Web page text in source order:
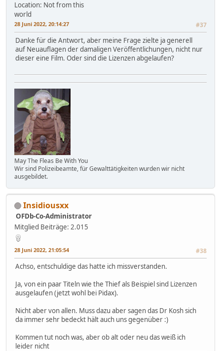
Location: Not from this
world
28 Juni 2022, 20:14:27 #37
Danke für die Antwort, aber meine Frage zielte ja generell
auf Neuauflagen der damaligen Veröffentlichungen, nicht nur
dieser eine Film. Oder sind die Lizenzen abgelaufen?
May The Fleas Be With You
Wir sind Polizeibeamte, für Gewalttätigkeiten wurden wir nicht
ausgebildet.
Insidiousxx
OFDb-Co-Administrator
Mitglied Beiträge: 2.015
28 Juni 2022, 21:05:54 #38
Achso, entschuldige das hatte ich missverstanden.
Ja, von ein paar Titeln wie the Thief als Beispiel sind Lizenzen
ausgelaufen (jetzt wohl bei Pidax).
Nicht aber von allen. Muss dazu aber sagen das Dr Kosh sich
da immer sehr bedeckt hält auch uns gegenüber :)
Kommen tut noch was, aber ob alt oder neu das weiß ich
leider nicht